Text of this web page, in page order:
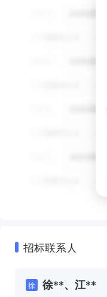
招标联系人
徐 徐**、江**